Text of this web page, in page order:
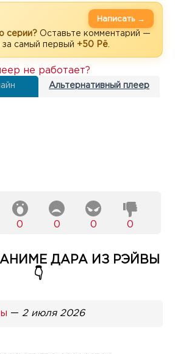
серии? Оставьте комментарий —
за самый первый +50 Рё
Написать →
Альтернативный плеер
не работает?
0 0 0 0
ДАРА ИЗ РЭЙВЫ
👇
— 2 июля 2026